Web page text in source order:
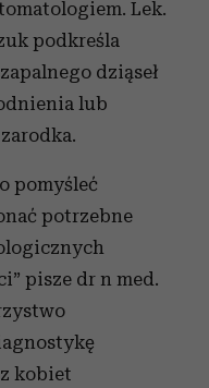
Lek.
podkreśla
dziąseł
lub
pomyśleć
potrzebne
pisze dr n med.
kobiet